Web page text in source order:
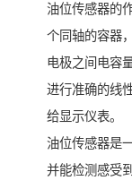
油位传感器的
个同轴的容器
电极之间电容
进行准确的线
给显示仪表。
油位传感器是
并能检测感受